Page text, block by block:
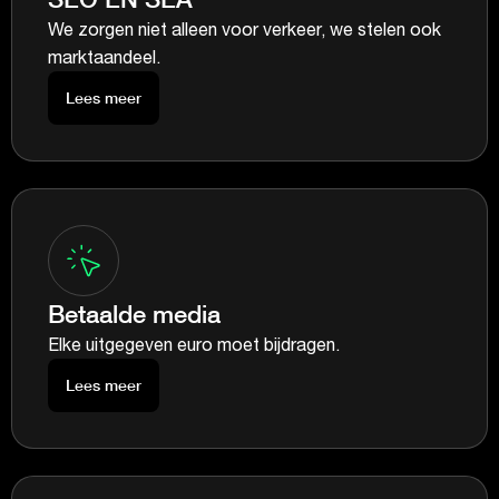
We zorgen niet alleen voor verkeer, we stelen ook
marktaandeel.
Lees meer
Betaalde media
Elke uitgegeven euro moet bijdragen.
Lees meer